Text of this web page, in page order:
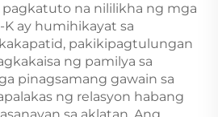
pagkatuto na nililikha ng mga
K ay humihikayat sa
pakikipagtulungan
ng pamilya sa
pinagsamang gawain sa
ng relasyon habang